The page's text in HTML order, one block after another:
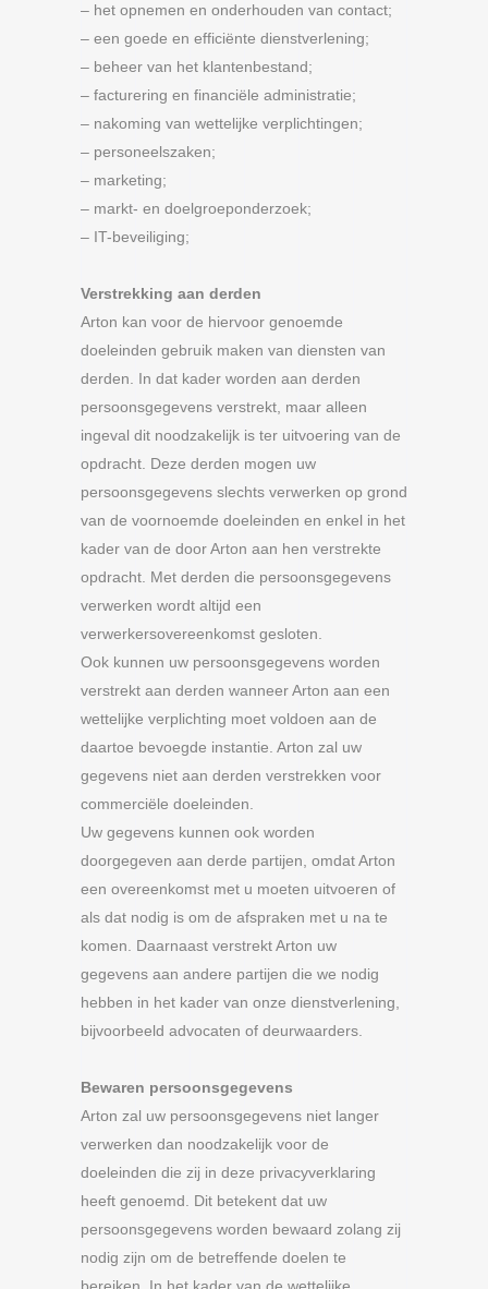
– het opnemen en onderhouden van contact;
– een goede en efficiënte dienstverlening;
– beheer van het klantenbestand;
– facturering en financiële administratie;
– nakoming van wettelijke verplichtingen;
– personeelszaken;
– marketing;
– markt- en doelgroeponderzoek;
– IT-beveiliging;
Verstrekking aan derden
Arton kan voor de hiervoor genoemde
doeleinden gebruik maken van diensten van
derden. In dat kader worden aan derden
persoonsgegevens verstrekt, maar alleen
ingeval dit noodzakelijk is ter uitvoering van de
opdracht. Deze derden mogen uw
persoonsgegevens slechts verwerken op grond
van de voornoemde doeleinden en enkel in het
kader van de door Arton aan hen verstrekte
opdracht. Met derden die persoonsgegevens
verwerken wordt altijd een
verwerkersovereenkomst gesloten.
Ook kunnen uw persoonsgegevens worden
verstrekt aan derden wanneer Arton aan een
wettelijke verplichting moet voldoen aan de
daartoe bevoegde instantie. Arton zal uw
gegevens niet aan derden verstrekken voor
commerciële doeleinden.
Uw gegevens kunnen ook worden
doorgegeven aan derde partijen, omdat Arton
een overeenkomst met u moeten uitvoeren of
als dat nodig is om de afspraken met u na te
komen. Daarnaast verstrekt Arton uw
gegevens aan andere partijen die we nodig
hebben in het kader van onze dienstverlening,
bijvoorbeeld advocaten of deurwaarders.
Bewaren persoonsgegevens
Arton zal uw persoonsgegevens niet langer
verwerken dan noodzakelijk voor de
doeleinden die zij in deze privacyverklaring
heeft genoemd. Dit betekent dat uw
persoonsgegevens worden bewaard zolang zij
nodig zijn om de betreffende doelen te